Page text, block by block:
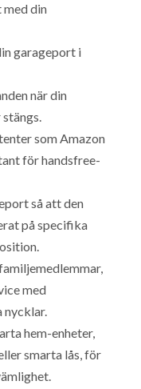
din
garageport i
när din
som Amazon
för handsfree-
så att den
på specifika
med
nycklar.
hem-enheter,
smarta lås, för